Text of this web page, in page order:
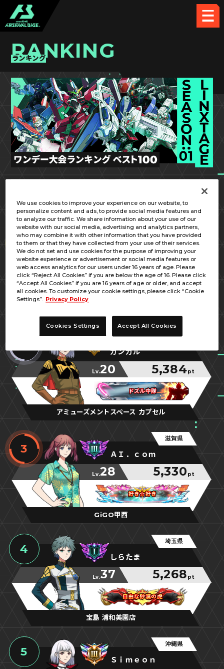
RANKING
ランキング
1
東京都
Ｍｒ．ＡＯ
Lv.42 5,574pt
専用ザクと轟き叫ぶ！
専用ザクと轟き叫ぶ！
専用ザクと轟き叫ぶ！
東京都
ガンガル
Lv.20 5,384pt
ドズル中隊
ドズル中隊
ドズル中隊
アミューズメントスペース カプセル
3
滋賀県
ＡＩ．ｃｏｍ
Lv.28 5,330 pt
好き☆好き
好き☆好き
好き☆好き
GiGO甲西
4
埼玉県
しらたま
Lv.37 5,268 pt
自由な砂漠の虎
自由な砂漠の虎
自由な砂漠の虎
宝島 浦和美園店
5
沖縄県
Ｓｉｍｅｏｎ
We use cookies to improve your experience on our website, to
personalize content and ads, to provide social media features and
to analyze our traffic. We share information about your use of our
website with our social media, advertising and analytics partners,
who may combine it with other information that you have provided
to them or that they have collected from your use of their services.
We do not set and use cookies for the purpose of improving your
website experience or advertisement or social media features or
web access analytics for our users under 16 years of age. Please
click “Reject All Cookies” if you are below the age of 16. Please click
“Accept All Cookies” if you are 16 years of age or older, and accept
all cookies. To customize your cookie settings, please click “Cookie
Settings”. Privacy Policy
Cookies Settings Accept All Cookies